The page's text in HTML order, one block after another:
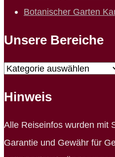
Botanischer Garten
Unsere Bereiche
Unsere
Hinweis
Alle Reiseinfos wurden mit
Garantie und Gewähr für